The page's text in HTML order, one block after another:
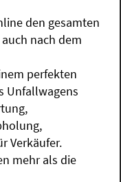
den gesamten
nach dem
perfekten
Unfallwagens
Verkäufer.
mehr als die